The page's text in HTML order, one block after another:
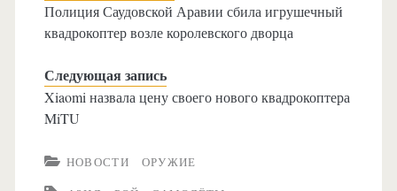
Полиция Саудовской Аравии сбила игрушечный
квадрокоптер возле королевского дворца
Следующая запись
Xiaomi назвала цену своего нового квадрокоптера
MiTU
НОВОСТИ
ОРУЖИЕ